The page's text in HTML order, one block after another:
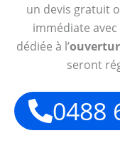
un devis gratuit
immédiate
dédiée à l’
seront
0488